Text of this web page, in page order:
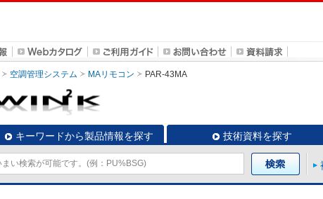
空調管理システム MAリモコン PAR-43MA
キーワードから製品情報を探す 技術資料を探す